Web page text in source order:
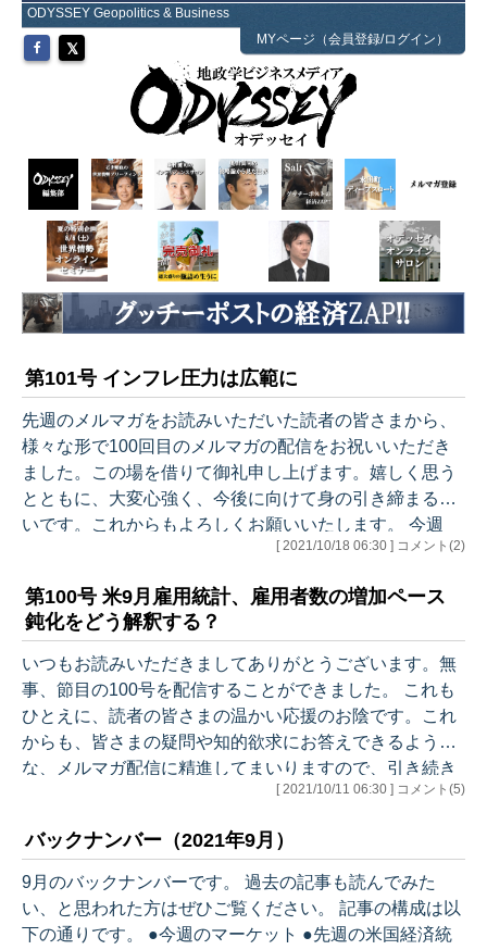
ODYSSEY Geopolitics & Business
MYページ（会員登録/ログイン）
第101号 インフレ圧力は広範に
先週のメルマガをお読みいただいた読者の皆さまから、
様々な形で100回目のメルマガの配信をお祝いいただき
ました。この場を借りて御礼申し上げます。嬉しく思う
とともに、大変心強く、今後に向けて身の引き締まる思
いです。これからもよろしくお願いいたします。 今週
は、インフレについて、様々な角度から分析していま
りますので、ぜひお付き合いください。 それでは、今週
のアウトラインです。 ●先週のマーケット ・相場雑感
●先週の米国経済統計（結果） ●経済統計分析 １. 消費
者物価指数（CPI）9月 ・CPIを高止まりさせたのは
・エネルギー上…
[ 2021/10/18 06:30 ] コメント(2)
第100号 米9月雇用統計、雇用者数の増加ペース
鈍化をどう解釈する？
いつもお読みいただきましてありがとうございます。無
事、節目の100号を配信することができました。 これも
ひとえに、読者の皆さまの温かい応援のお陰です。これ
からも、皆さまの疑問や知的欲求にお答えできるよう
な、メルマガ配信に精進してまいりますので、引き続き
国経済統計（結果） ●経済統計分析 １. ISMサービス業
景況指数 9月 ２. 新規失業保険申請者数 ３. 雇用統計
9月 ・平均時給 ・25歳から54歳までのプライム
エイジ ・経済的理由によるパートタイム ・2…
[ 2021/10/11 06:30 ] コメント(5)
バックナンバー（2021年9月）
9月のバックナンバーです。 過去の記事も読んでみた
い、と思われた方はぜひご覧ください。 記事の構成は以
下の通りです。 ●今週のマーケット ●先週の米国経済統